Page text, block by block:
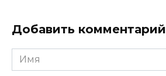
Добавить комментарий
Имя
*